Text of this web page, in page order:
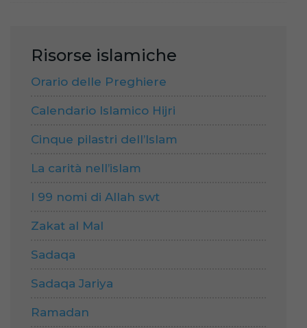
Risorse islamiche
Orario delle Preghiere
Calendario Islamico Hijri
Cinque pilastri dell’Islam
La carità nell’islam
I 99 nomi di Allah swt
Zakat al Mal
Sadaqa
Sadaqa Jariya
Ramadan